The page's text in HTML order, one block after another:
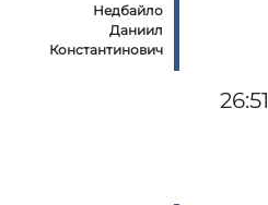
Недбайло
Даниил
Константинович
26:51